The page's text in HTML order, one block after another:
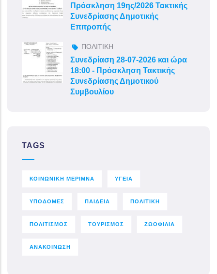
Πρόσκληση 19ης/2026 Τακτικής
Συνεδρίασης Δημοτικής
Επιτροπής
ΠΟΛΙΤΙΚΗ
Συνεδρίαση 28-07-2026 και ώρα
18:00 - Πρόσκληση Τακτικής
Συνεδρίασης Δημοτικού
Συμβουλίου
TAGS
ΚΟΙΝΩΝΙΚΗ ΜΕΡΙΜΝΑ ΥΓΕΙΑ
ΥΠΟΔΟΜΕΣ ΠΑΙΔΕΙΑ ΠΟΛΙΤΙΚΗ
ΠΟΛΙΤΙΣΜΟΣ ΤΟΥΡΙΣΜΟΣ ΖΩΟΦΙΛΙΑ
ΑΝΑΚΟΙΝΩΣΗ